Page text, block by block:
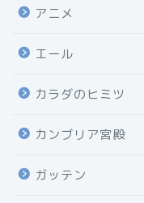
アニメ
エール
カラダのヒミツ
カンブリア宮殿
ガッテン